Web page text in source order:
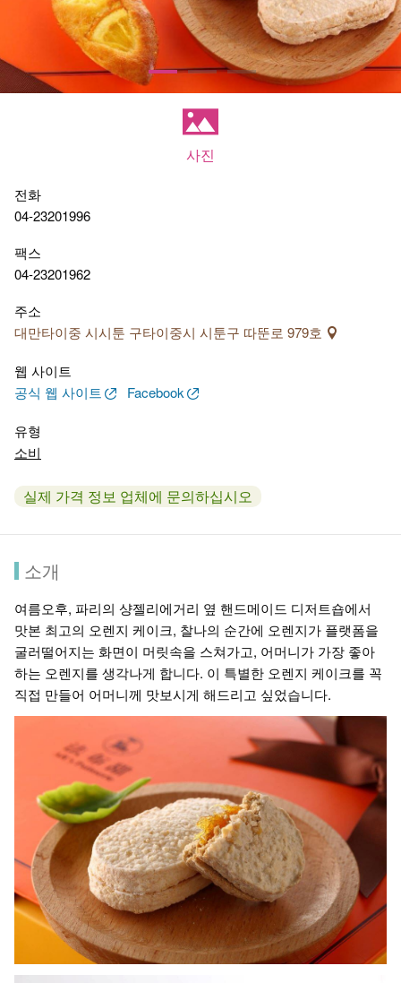
사진
전화
04-23201996
팩스
04-23201962
주소
대만타이중 시시툰 구타이중시 시툰구 따뚠로 979호
웹 사이트
공식 웹 사이트
Facebook
유형
소비
실제 가격 정보 업체에 문의하십시오
소개
여름오후, 파리의 샹젤리에거리 옆 핸드메이드 디저트숍에서
맛본 최고의 오렌지 케이크, 찰나의 순간에 오렌지가 플랫폼을
굴러떨어지는 화면이 머릿속을 스쳐가고, 어머니가 가장 좋아
하는 오렌지를 생각나게 합니다. 이 특별한 오렌지 케이크를 꼭
직접 만들어 어머니께 맛보시게 해드리고 싶었습니다.